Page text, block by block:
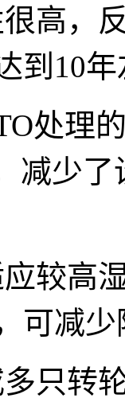
很高，
到10
处理
减少
应较高
可减
多只转